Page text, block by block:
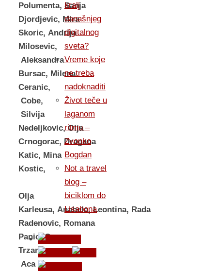
Polumenta, Sanja
Djordjevic, Mira
Skoric, Andrija
Milosevic,
Aleksandra
Bursac, Milena
Ceranic,
Cobe,
Silvija
Nedeljkovic, Olja
Crnogorac, Dragana
Katic, Mina
Kostic,
Olja
Karleusa, Anabela, Leontina, Rada
Radenovic, Romana
Panic, Goca
Trzan,
Aca
kralj
današnjeg
digitalnog
sveta?
Vreme koje
ne treba
nadoknaditi
Život teče u
laganom
ritmu –
Zvonko
Bogdan
Not a travel
blog –
biciklom do
Lisabona